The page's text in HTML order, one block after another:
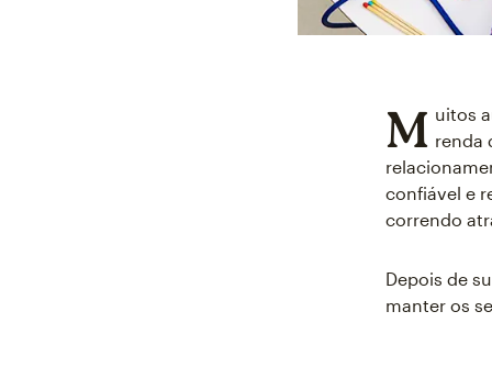
M uitos
renda
confiável e
correndo
Depois de
manter os